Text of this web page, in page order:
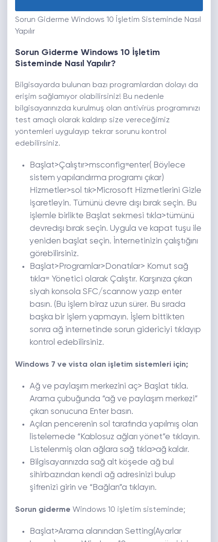
Sorun Giderme Windows 10 İşletim Sisteminde Nasıl
Yapılır
Sorun Giderme Windows 10 İşletim
Sisteminde Nasıl Yapılır?
Bilgisayarda bulunan bazı programlardan dolayı da
erişim sağlamıyor olabilirsiniz! Bu nedenle
bilgisayarınızda kurulmuş olan antivirüs programınızı
test amaçlı olarak kaldırıp size vereceğimiz
yöntemleri uygulayıp tekrar sorunu kontrol
edebilirsiniz.
Başlat>Çalıştır>msconfig=enter( Böylece
sistem yapılandırma programı çıkar)
Hizmetler>sol tık>Microsoft Hizmetlerini Gizle
işaretleyin. Tümünü devre dışı bırak seçin. Bu
işlemle birlikte Başlat sekmesi tıkla>tümünü
devredışı bırak seçin. Uygula ve kapat tuşu ile
yeniden başlat seçin. İnternetinizin çalıştığını
görebilirsiniz.
Başlat>Programlar>Donatılar> Komut sağ
tıkla= Yönetici olarak Çalıştır. Karşınıza çıkan
siyah konsola SFC/scannow yazıp enter
basın. (Bu işlem biraz uzun sürer. Bu sırada
başka bir işlem yapmayın. İşlem bittikten
sonra ağ internetinde sorun gidericiyi tıklayıp
kontrol edebilirsiniz.
Windows 7 ve vista olan işletim sistemleri için;
Ağ ve paylaşım merkezini aç> Başlat tıkla.
Arama çubuğunda “ağ ve paylaşım merkezi”
çıkan sonucuna Enter basın.
Açılan pencerenin sol tarafında yapılmış olan
listelemede “Kablosuz ağları yönet”e tıklayın.
Listelenmiş olan ağlara sağ tıkla>ağ kaldır.
Bilgisayarınızda sağ alt köşede ağ bul
sihirbazından kendi ağ adresinizi bulup
şifrenizi girin ve “Bağlan”a tıklayın.
Sorun giderme Windows 10 işletim sisteminde;
Başlat>Arama alanından Setting(Ayarlar